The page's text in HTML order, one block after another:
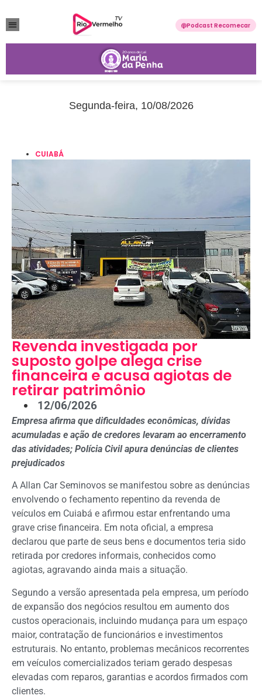
Podcast Recomecar
Segunda-feira, 10/08/2026
CUIABÁ
Revenda investigada por
suposto golpe alega crise
financeira e acusa agiotas de
retirar patrimônio
12/06/2026
Empresa afirma que dificuldades econômicas, dívidas
acumuladas e ação de credores levaram ao encerramento
das atividades; Polícia Civil apura denúncias de clientes
prejudicados
A Allan Car Seminovos se manifestou sobre as denúncias
envolvendo o fechamento repentino da revenda de
veículos em Cuiabá e afirmou estar enfrentando uma
grave crise financeira. Em nota oficial, a empresa
declarou que parte de seus bens e documentos teria sido
retirada por credores informais, conhecidos como
agiotas, agravando ainda mais a situação.
Segundo a versão apresentada pela empresa, um período
de expansão dos negócios resultou em aumento dos
custos operacionais, incluindo mudança para um espaço
maior, contratação de funcionários e investimentos
estruturais. No entanto, problemas mecânicos recorrentes
em veículos comercializados teriam gerado despesas
elevadas com reparos, garantias e acordos firmados com
clientes.